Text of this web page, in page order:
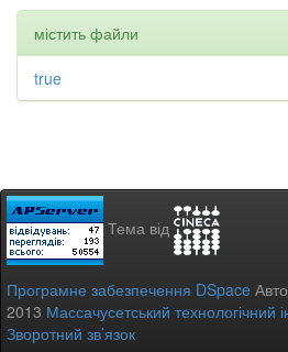
містить файли
true
Тема від
Програмне забезпечення DSpace
2013 Массачусетський технологічний
Зворотний зв’язок